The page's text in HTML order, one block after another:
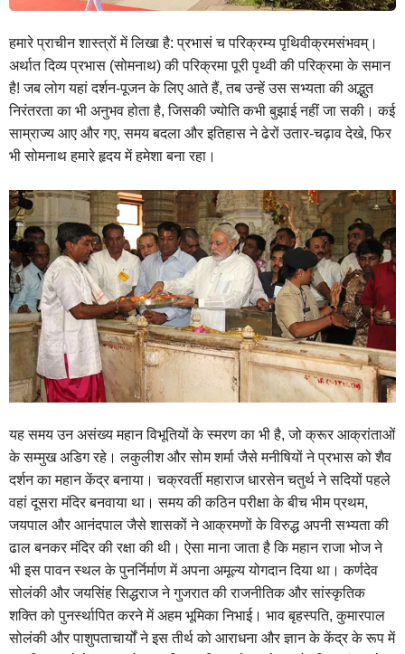
हमारे प्राचीन शास्त्रों में लिखा है: प्रभासं च परिक्रम्य पृथिवीक्रमसंभवम्।
अर्थात दिव्य प्रभास (सोमनाथ) की परिक्रमा पूरी पृथ्वी की परिक्रमा के समान
है! जब लोग यहां दर्शन-पूजन के लिए आते हैं, तब उन्हें उस सभ्यता की अद्भुत
निरंतरता का भी अनुभव होता है, जिसकी ज्योति कभी बुझाई नहीं जा सकी। कई
साम्राज्य आए और गए, समय बदला और इतिहास ने ढेरों उतार-चढ़ाव देखे, फिर
भी सोमनाथ हमारे हृदय में हमेशा बना रहा।
यह समय उन असंख्य महान विभूतियों के स्मरण का भी है, जो क्रूर आक्रांताओं
के सम्मुख अडिग रहे। लकुलीश और सोम शर्मा जैसे मनीषियों ने प्रभास को शैव
दर्शन का महान केंद्र बनाया। चक्रवर्ती महाराज धारसेन चतुर्थ ने सदियों पहले
वहां दूसरा मंदिर बनवाया था। समय की कठिन परीक्षा के बीच भीम प्रथम,
जयपाल और आनंदपाल जैसे शासकों ने आक्रमणों के विरुद्ध अपनी सभ्यता की
ढाल बनकर मंदिर की रक्षा की थी। ऐसा माना जाता है कि महान राजा भोज ने
भी इस पावन स्थल के पुनर्निर्माण में अपना अमूल्य योगदान दिया था। कर्णदेव
सोलंकी और जयसिंह सिद्धराज ने गुजरात की राजनीतिक और सांस्कृतिक
शक्ति को पुनर्स्थापित करने में अहम भूमिका निभाई। भाव बृहस्पति, कुमारपाल
सोलंकी और पाशुपताचार्यों ने इस तीर्थ को आराधना और ज्ञान के केंद्र के रूप में